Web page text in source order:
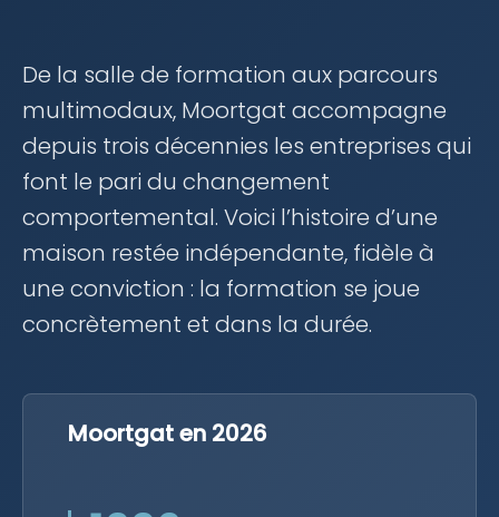
De la salle de formation aux parcours
multimodaux, Moortgat accompagne
depuis trois décennies les entreprises qui
font le pari du changement
comportemental. Voici l’histoire d’une
maison restée indépendante, fidèle à
une conviction : la formation se joue
concrètement et dans la durée.
Moortgat en 2026